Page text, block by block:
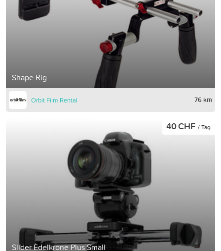
Shape Rig
Orbit Film Rental 76 km
Slider Edelkrone Plus Small
40 CHF / Tag